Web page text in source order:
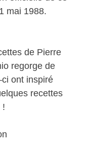
mai 1988.
de Pierre
regorge de
ont inspiré
recettes
!